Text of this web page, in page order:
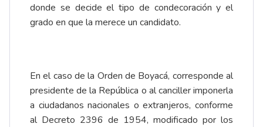
donde se decide el tipo de condecoración y el
grado en que la merece un candidato.
En el caso de la Orden de Boyacá, corresponde al
presidente de la República o al canciller imponerla
a ciudadanos nacionales o extranjeros, conforme
al Decreto 2396 de 1954, modificado por los